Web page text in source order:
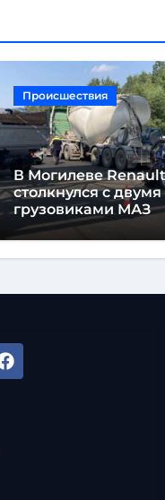
Происшествия
В Могилеве Renault
столкнулся с двумя
грузовиками МАЗ